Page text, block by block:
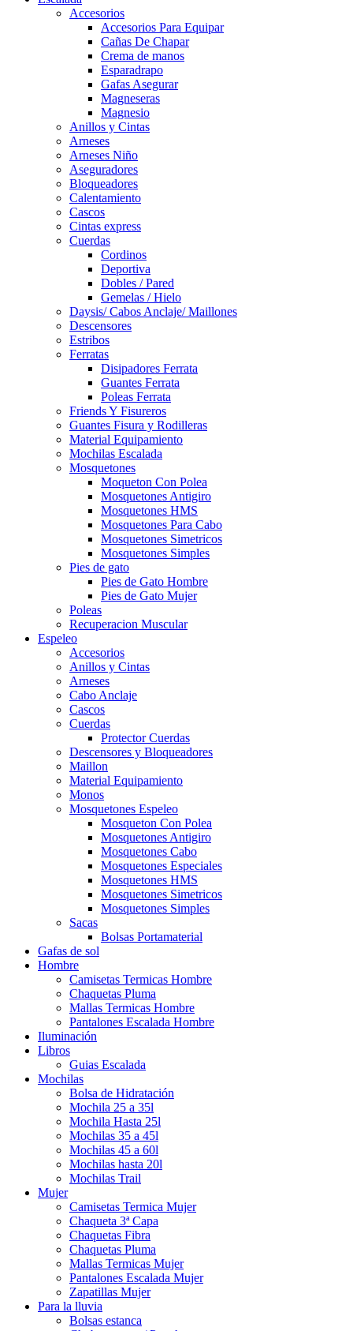
Accesorios
Accesorios Para Equipar
Cañas De Chapar
Crema de manos
Esparadrapo
Gafas Asegurar
Magneseras
Magnesio
Anillos y Cintas
Arneses
Arneses Niño
Aseguradores
Bloqueadores
Calentamiento
Cascos
Cintas express
Cuerdas
Cordinos
Deportiva
Dobles / Pared
Gemelas / Hielo
Daysis/ Cabos Anclaje/ Maillones
Descensores
Estribos
Ferratas
Disipadores Ferrata
Guantes Ferrata
Poleas Ferrata
Friends Y Fisureros
Guantes Fisura y Rodilleras
Material Equipamiento
Mochilas Escalada
Mosquetones
Moqueton Con Polea
Mosquetones Antigiro
Mosquetones HMS
Mosquetones Para Cabo
Mosquetones Simetricos
Mosquetones Simples
Pies de gato
Pies de Gato Hombre
Pies de Gato Mujer
Poleas
Recuperacion Muscular
Espeleo
Accesorios
Anillos y Cintas
Arneses
Cabo Anclaje
Cascos
Cuerdas
Protector Cuerdas
Descensores y Bloqueadores
Maillon
Material Equipamiento
Monos
Mosquetones Espeleo
Mosqueton Con Polea
Mosquetones Antigiro
Mosquetones Cabo
Mosquetones Especiales
Mosquetones HMS
Mosquetones Simetricos
Mosquetones Simples
Sacas
Bolsas Portamaterial
Gafas de sol
Hombre
Camisetas Termicas Hombre
Chaquetas Pluma
Mallas Termicas Hombre
Pantalones Escalada Hombre
Iluminación
Libros
Guias Escalada
Mochilas
Bolsa de Hidratación
Mochila 25 a 35l
Mochila Hasta 25l
Mochilas 35 a 45l
Mochilas 45 a 60l
Mochilas hasta 20l
Mochilas Trail
Mujer
Camisetas Termica Mujer
Chaqueta 3ª Capa
Chaquetas Fibra
Chaquetas Pluma
Mallas Termicas Mujer
Pantalones Escalada Mujer
Zapatillas Mujer
Para la lluvia
Bolsas estanca